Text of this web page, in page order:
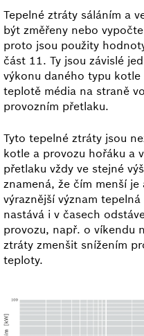
Tepelné ztráty sáláním a
být změřeny nebo
proto jsou použity
část 11. Ty jsou závislé
výkonu daného typu
teplotě média na straně
provozním přetlaku.
Tyto tepelné ztráty jsou
kotle a provozu hořáku a
přetlaku vždy ve stejné
znamená, že čím menší
výraznější význam
nastává i v časech
provozu, např. o víkendu
ztráty zmenšit snížením
teploty.